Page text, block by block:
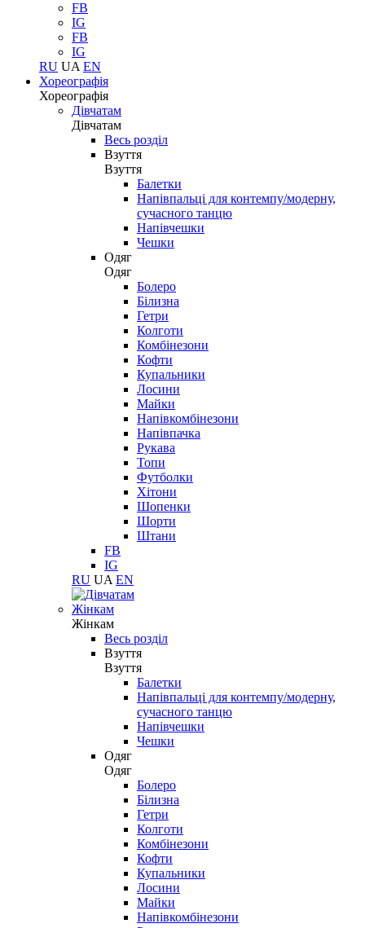
FB
IG
FB
IG
RU UA EN
Хореографія
Хореографія
Дівчатам
Дівчатам
Весь розділ
Взуття
Взуття
Балетки
Напівпальці для контемпу/модерну,
сучасного танцю
Напівчешки
Чешки
Одяг
Одяг
Болеро
Білизна
Гетри
Колготи
Комбінезони
Кофти
Купальники
Лосини
Майки
Напівкомбінезони
Напівпачка
Рукава
Топи
Футболки
Хітони
Шопенки
Шорти
Штани
FB
IG
RU UA EN
Жінкам
Жінкам
Весь розділ
Взуття
Взуття
Балетки
Напівпальці для контемпу/модерну,
сучасного танцю
Напівчешки
Чешки
Одяг
Одяг
Болеро
Білизна
Гетри
Колготи
Комбінезони
Кофти
Купальники
Лосини
Майки
Напівкомбінезони